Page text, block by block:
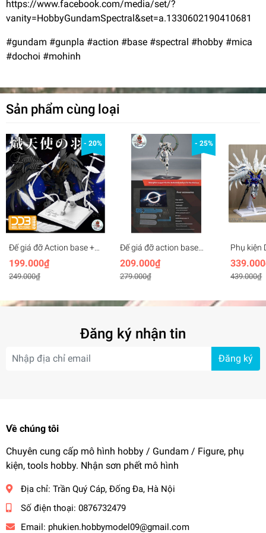
https://www.facebook.com/media/set/?
vanity=HobbyGundamSpectral&set=a.1330602190410681
#gundam #gunpla #action #base #spectral #hobby #mica
#dochoi #mohinh
Sản phẩm cùng loại
- 20%
Đế giá đỡ Action base +
SERAPHIM FEATHER
Effect cho Wing Zero MG
MGSD HG RG - DDB
199.000₫
249.000₫
- 25%
Đế giá đỡ action base
mica cho MG Glory
Stargazer gundam
209.000₫
279.000₫
Phụ kiện
Snow
+ Action
Wing EW
439.000₫
Đăng ký nhận tin
Đăng ký
Về chúng tôi
Chuyên cung cấp mô hình hobby / Gundam / Figure, phụ
kiện, tools hobby. Nhận sơn phết mô hình
Địa chỉ: Trần Quý Cáp, Đống Đa, Hà Nội
Số điện thoại: 0876732479
Email: phukien.hobbymodel09@gmail.com